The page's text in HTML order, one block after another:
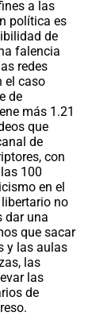
a las
política es
de
falencia
redes
el caso
de
más 1.21
que
de
con
100
en el
no
dar una
que sacar
y las aulas
las
las
de